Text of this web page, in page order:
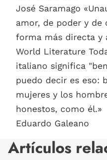
José Saramago
amor, de poder y de
forma más directa y
World Literature
italiano significa
puedo decir es eso:
mujeres y los
honestos, como él.»
Eduardo Galeano
Artículos